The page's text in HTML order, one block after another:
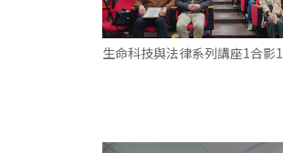
生命科技與法律系列講座1合影1